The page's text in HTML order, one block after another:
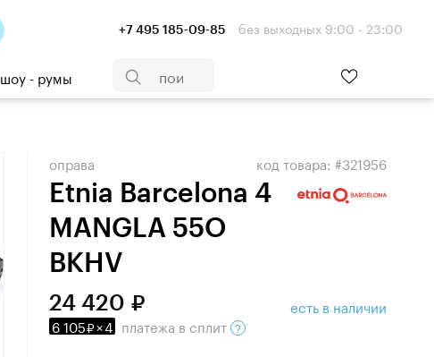
+7 495 185-09-85 без выходных 9:00 - 23:00
шоу - румы
оправа
Etnia Barcelona 4
MANGLA 55O
BKHV
код товара: #321956
24 420
6 105 ×4 платежа в сплит
есть в наличии